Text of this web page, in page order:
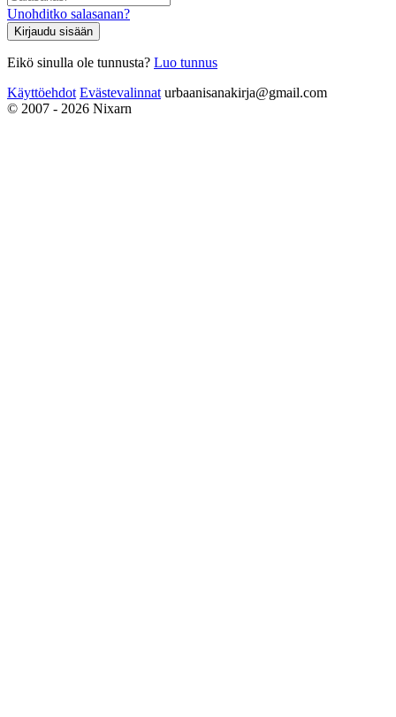
Unohditko salasanan?
Kirjaudu sisään
Eikö sinulla ole tunnusta? Luo tunnus
Käyttöehdot Evästevalinnat urbaanisanakirja@gmail.com
© 2007 - 2026 Nixarn